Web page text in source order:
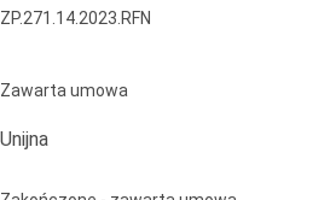
ZP.271.14.2023.RFN
Zawarta umowa
Unijna